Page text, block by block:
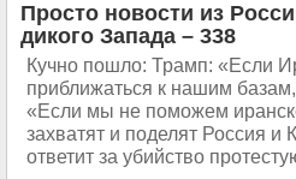
Просто новости из
дикого Запада – 338
Кучно пошло: Трамп: «Если
приближаться к нашим
«Если мы не поможем
захватят и поделят Россия и
ответит за убийство